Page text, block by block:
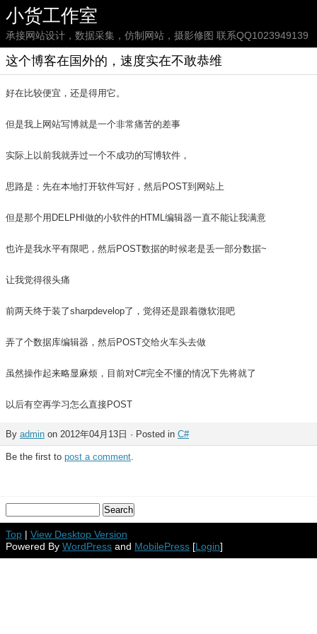
小货工作室
承接网站设计，数据采集，仿制网站，摄影修图 联系QQ1023949139
这个博客在国外的，速度实在不敢恭维
好在比较便宜，还是得用它。
但是我上网站写博就是一个非常痛苦的差事
实际上以前我就弄过一个不成功的写博软件，
思路是：先在本地打开软件写好，然后POST到网站上
但是那个用DELPHI做的小软件的HTML编辑器一直不能让我满意
也许是我水平有限吧，然后POST数据的时候老是丢一部分数据~
让我觉得很头痛
前两天终于装了sharpdevelop了，觉得还是跟着微软混吧
弄了个数据库编辑器，然后POST交给火车头去做
虽然操作起来略显麻烦，目前对C#完全不懂的情况下先将就了
以后有空再学习怎么直接POST
By admin on 2012年04月13日 · Posted in C#
Be the first to post a comment.
Top | View Desktop Version
Powered By WordPress and MobilePress [Login]